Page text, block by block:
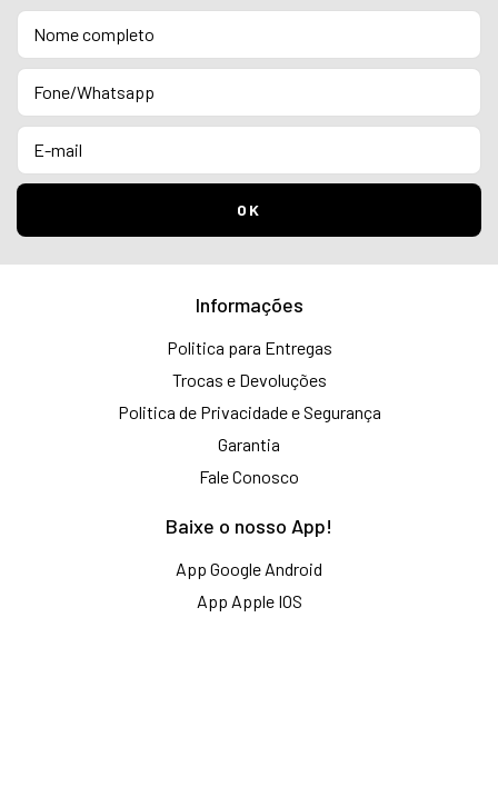
Informações
Politica para Entregas
Trocas e Devoluções
Politica de Privacidade e Segurança
Garantia
Fale Conosco
Baixe o nosso App!
App Google Android
App Apple IOS